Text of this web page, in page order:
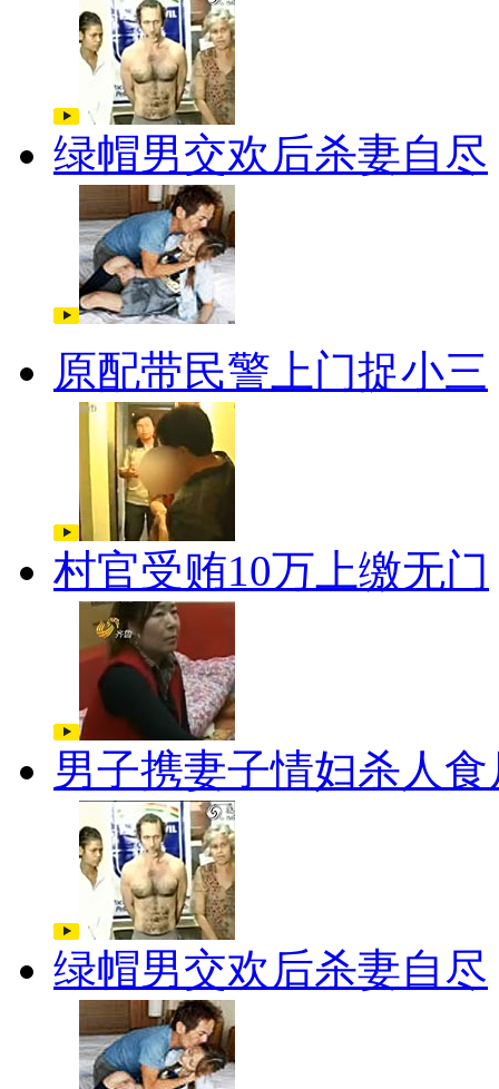
绿帽男交欢后杀妻自尽
原配带民警上门捉小三
村官受贿10万上缴无门
男子携妻子情妇杀人食
绿帽男交欢后杀妻自尽